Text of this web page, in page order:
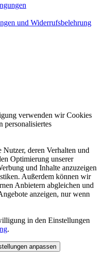
und Widerrufsbelehrung
verwenden wir Cookies
personalisiertes
deren Verhalten und
Optimierung unserer
und Inhalte anzuzeigen
Außerdem können wir
Anbietern abgleichen und
anzeigen, nur wenn
in den Einstellungen
.
anpassen